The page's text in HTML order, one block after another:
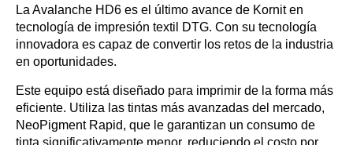
La Avalanche HD6 es el último avance de Kornit en
tecnología de impresión textil DTG. Con su tecnología
innovadora es capaz de convertir los retos de la industria
en oportunidades.
Este equipo está diseñado para imprimir de la forma más
eficiente. Utiliza las tintas más avanzadas del mercado,
NeoPigment Rapid, que le garantizan un consumo de
tinta significativamente menor, reduciendo el costo por